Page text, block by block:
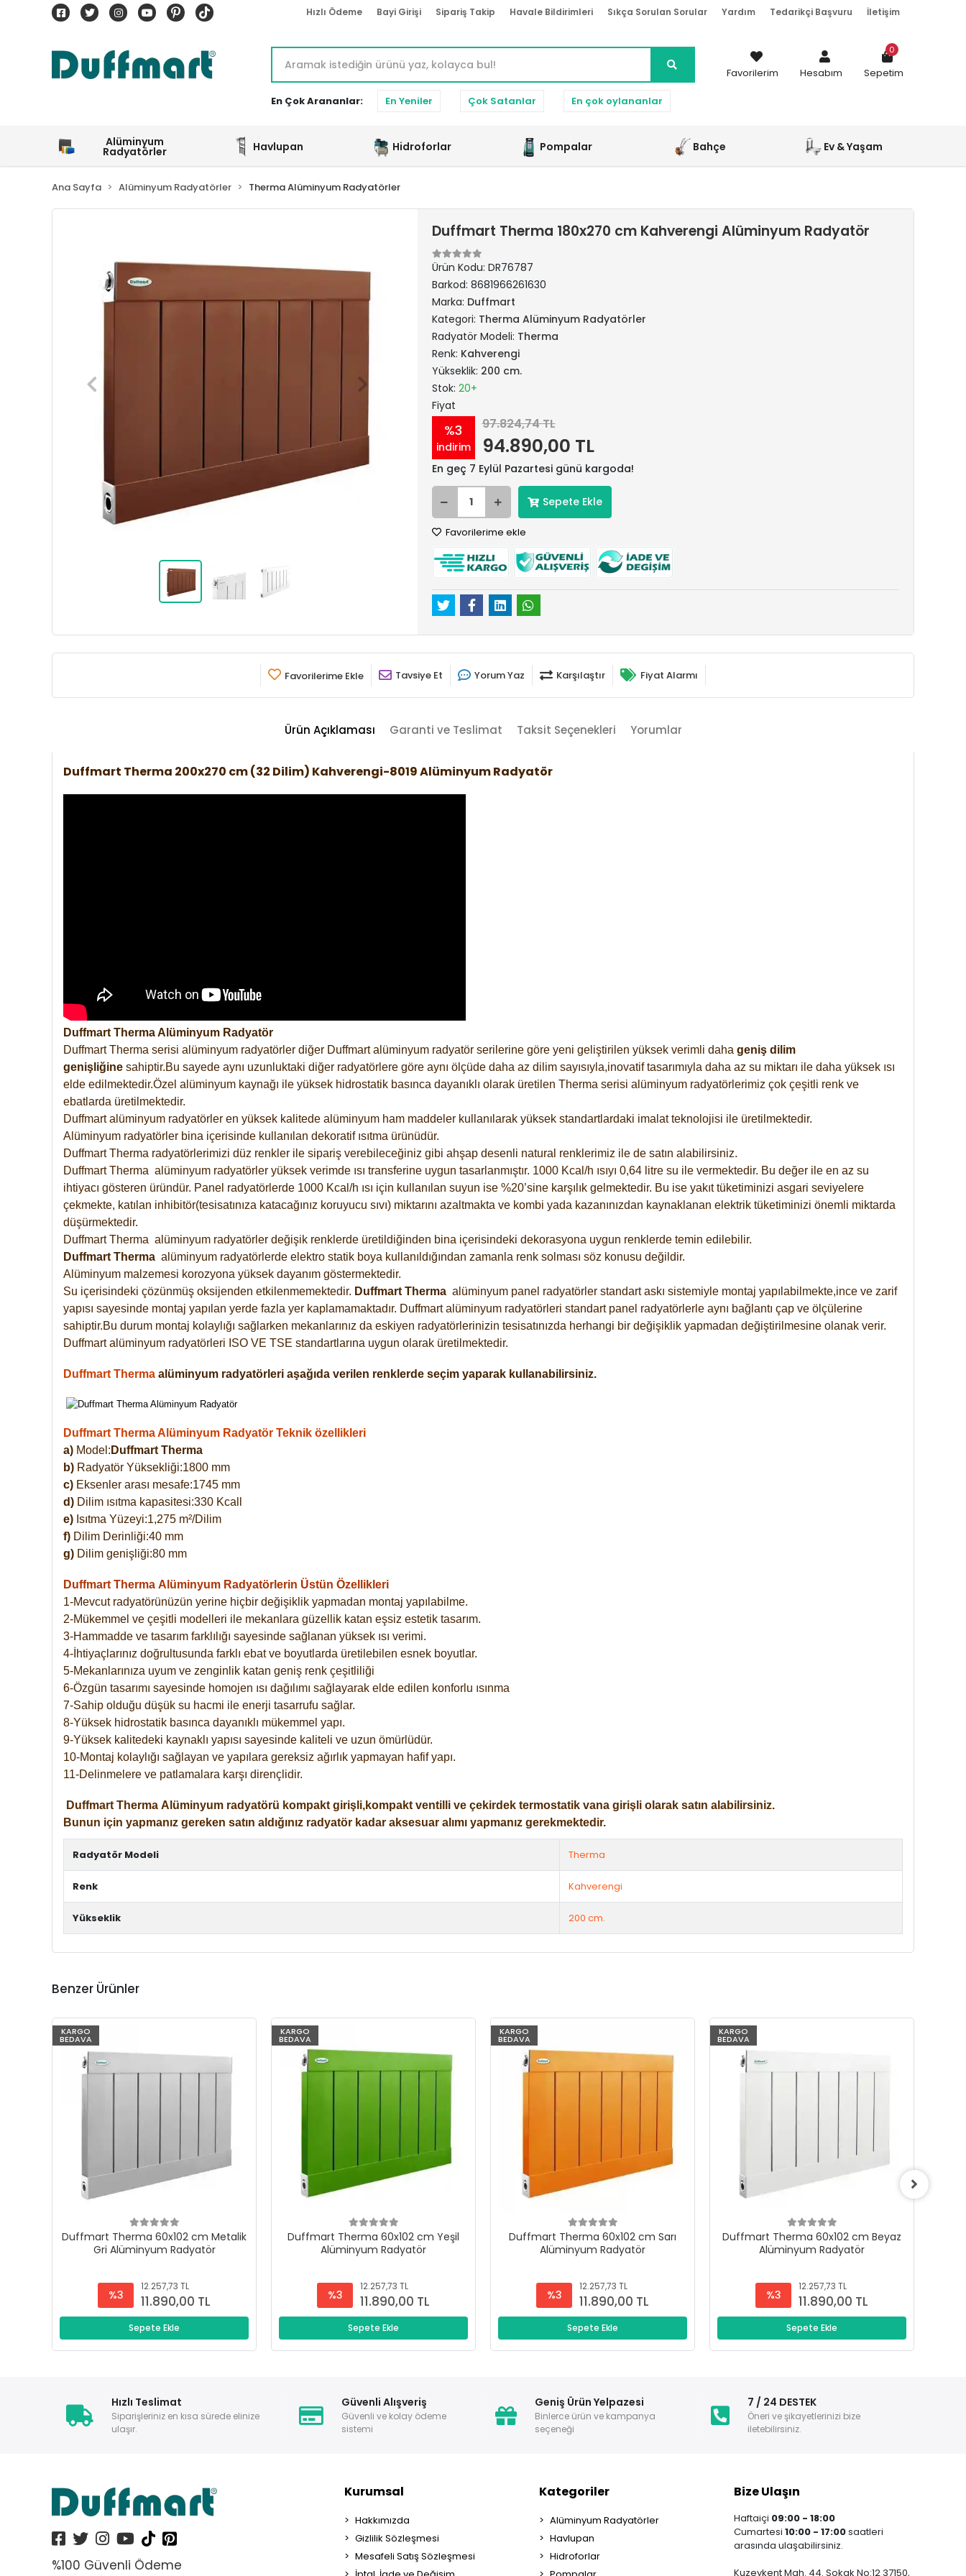
Hızlı Ödeme Bayi Girişi Sipariş Takip Havale Bildirimleri Sıkça Sorulan Sorular Yardım Tedarikçi Başvuru İletişim
En Çok Arananlar: En Yeniler Çok Satanlar En çok oylananlar
Favorilerim Hesabım Sepetim
0
Alüminyum
Radyatörler Havlupan Hidroforlar Pompalar Bahçe Ev & Yaşam
Ana Sayfa Alüminyum Radyatörler Therma Alüminyum Radyatörler
Duffmart Therma 180x270 cm Kahverengi Alüminyum Radyatör
Ürün Kodu: DR76787
Barkod: 8681966261630
Marka: Duffmart
Kategori: Therma Alüminyum Radyatörler
Radyatör Modeli: Therma
Renk: Kahverengi
Yükseklik: 200 cm.
Stok: 20+
Fiyat
%3
indirim
97.824,74 TL
94.890,00 TL
En geç 7 Eylül Pazartesi günü kargoda!
Sepete Ekle
Favorilerime ekle
Favorilerime Ekle Tavsiye Et Yorum Yaz Karşılaştır Fiyat Alarmı
Ürün Açıklaması Garanti ve Teslimat Taksit Seçenekleri Yorumlar
Duffmart Therma 200x270 cm (32 Dilim) Kahverengi-8019 Alüminyum Radyatör
Duffmart Therma Alüminyum Radyatör
Duffmart Therma serisi alüminyum radyatörler diğer Duffmart alüminyum radyatör serilerine göre yeni geliştirilen yüksek verimli daha geniş dilim
genişliğine sahiptir.Bu sayede aynı uzunluktaki diğer radyatörlere göre aynı ölçüde daha az dilim sayısıyla,inovatif tasarımıyla daha az su miktarı ile daha yüksek ısı
elde edilmektedir.Özel alüminyum kaynağı ile yüksek hidrostatik basınca dayanıklı olarak üretilen Therma serisi alüminyum radyatörlerimiz çok çeşitli renk ve
ebatlarda üretilmektedir.
Duffmart alüminyum radyatörler en yüksek kalitede alüminyum ham maddeler kullanılarak yüksek standartlardaki imalat teknolojisi ile üretilmektedir.
Alüminyum radyatörler bina içerisinde kullanılan dekoratif ısıtma ürünüdür.
Duffmart Therma radyatörlerimizi düz renkler ile sipariş verebileceğiniz gibi ahşap desenli natural renklerimiz ile de satın alabilirsiniz.
Duffmart Therma alüminyum radyatörler yüksek verimde ısı transferine uygun tasarlanmıştır. 1000 Kcal/h ısıyı 0,64 litre su ile vermektedir. Bu değer ile en az su
ihtiyacı gösteren üründür. Panel radyatörlerde 1000 Kcal/h ısı için kullanılan suyun ise %20’sine karşılık gelmektedir. Bu ise yakıt tüketiminizi asgari seviyelere
çekmekte, katılan inhibitör(tesisatınıza katacağınız koruyucu sıvı) miktarını azaltmakta ve kombi yada kazanınızdan kaynaklanan elektrik tüketiminizi önemli miktarda
düşürmektedir.
Duffmart Therma alüminyum radyatörler değişik renklerde üretildiğinden bina içerisindeki dekorasyona uygun renklerde temin edilebilir.
Duffmart Therma alüminyum radyatörlerde elektro statik boya kullanıldığından zamanla renk solması söz konusu değildir.
Alüminyum malzemesi korozyona yüksek dayanım göstermektedir.
Su içerisindeki çözünmüş oksijenden etkilenmemektedir. Duffmart Therma alüminyum panel radyatörler standart askı sistemiyle montaj yapılabilmekte,ince ve zarif
yapısı sayesinde montaj yapılan yerde fazla yer kaplamamaktadır. Duffmart alüminyum radyatörleri standart panel radyatörlerle aynı bağlantı çap ve ölçülerine
sahiptir.Bu durum montaj kolaylığı sağlarken mekanlarınız da eskiyen radyatörlerinizin tesisatınızda herhangi bir değişiklik yapmadan değiştirilmesine olanak verir.
Duffmart alüminyum radyatörleri ISO VE TSE standartlarına uygun olarak üretilmektedir.
Duffmart Therma alüminyum radyatörleri aşağıda verilen renklerde seçim yaparak kullanabilirsiniz.
Duffmart Therma Alüminyum Radyatör Teknik özellikleri
a) Model: Duffmart Therma
b) Radyatör Yüksekliği:1800 mm
c) Eksenler arası mesafe:1745 mm
d) Dilim ısıtma kapasitesi:330 Kcall
e) Isıtma Yüzeyi:1,275 m²/Dilim
f) Dilim Derinliği:40 mm
g) Dilim genişliği:80 mm
Duffmart Therma Alüminyum Radyatörlerin Üstün Özellikleri
1-Mevcut radyatörünüzün yerine hiçbir değişiklik yapmadan montaj yapılabilme.
2-Mükemmel ve çeşitli modelleri ile mekanlara güzellik katan eşsiz estetik tasarım.
3-Hammadde ve tasarım farklılığı sayesinde sağlanan yüksek ısı verimi.
4-İhtiyaçlarınız doğrultusunda farklı ebat ve boyutlarda üretilebilen esnek boyutlar.
5-Mekanlarınıza uyum ve zenginlik katan geniş renk çeşitliliği
6-Özgün tasarımı sayesinde homojen ısı dağılımı sağlayarak elde edilen konforlu ısınma
7-Sahip olduğu düşük su hacmi ile enerji tasarrufu sağlar.
8-Yüksek hidrostatik basınca dayanıklı mükemmel yapı.
9-Yüksek kalitedeki kaynaklı yapısı sayesinde kaliteli ve uzun ömürlüdür.
10-Montaj kolaylığı sağlayan ve yapılara gereksiz ağırlık yapmayan hafif yapı.
11-Delinmelere ve patlamalara karşı dirençlidir.
Duffmart Therma Alüminyum radyatörü kompakt girişli,kompakt ventilli ve çekirdek termostatik vana girişli olarak satın alabilirsiniz.
Bunun için yapmanız gereken satın aldığınız radyatör kadar aksesuar alımı yapmanız gerekmektedir.
Radyatör Modeli Therma
Renk Kahverengi
Yükseklik 200 cm.
Benzer Ürünler
KARGO
BEDAVA
Duffmart Therma 60x102 cm Metalik
Gri Alüminyum Radyatör
%3
12.257,73 TL
11.890,00 TL
Sepete Ekle
KARGO
BEDAVA
Duffmart Therma 60x102 cm Yeşil
Alüminyum Radyatör
%3
12.257,73 TL
11.890,00 TL
Sepete Ekle
KARGO
BEDAVA
Duffmart Therma 60x102 cm Sarı
Alüminyum Radyatör
%3
12.257,73 TL
11.890,00 TL
Sepete Ekle
KARGO
BEDAVA
Duffmart Therma 60x102 cm Beyaz
Alüminyum Radyatör
%3
12.257,73 TL
11.890,00 TL
Sepete Ekle
Hızlı Teslimat
Siparişleriniz en kısa sürede elinize
ulaşır.
Güvenli Alışveriş
Güvenli ve kolay ödeme
sistemi
Geniş Ürün Yelpazesi
Binlerce ürün ve kampanya
seçeneği
7 / 24 DESTEK
Öneri ve şikayetlerinizi bize
iletebilirsiniz.
%100 Güvenli Ödeme
Kurumsal
Hakkımızda
Gizlilik Sözleşmesi
Mesafeli Satış Sözleşmesi
Kategoriler
Alüminyum Radyatörler
Havlupan
Hidroforlar
Bize Ulaşın
Haftaiçi 09:00 - 18:00
Cumartesi 10:00 - 17:00saatleri
arasında ulaşabilirsiniz.
Kuzeykent Mah. 44. Sokak No:12 37150,